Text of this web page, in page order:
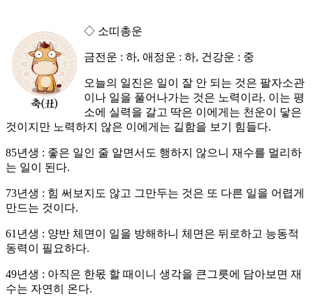
◇ 소띠총운
금전운 : 하, 애정운 : 하, 건강운 : 중
오늘의 일진은 일이 잘 안 되는 것은 팔자소관
이나 일을 풀어나가는 것은 노력이라. 이는 평
소에 실력을 갈고 딱은 이에게는 천운이 닿은
것이지만 노력하지 않은 이에게는 길함을 보기 힘들다.
85년생 : 좋은 일인 줄 알면서도 행하지 않으니 재수를 멀리하
는 일이 된다.
73년생 : 힘 써보지도 않고 그만두는 것은 또 다른 일을 어렵게
만드는 것이다.
61년생 : 양반 체면이 일을 방해하니 체면은 뒤로하고 능동적
동력이 필요하다.
49년생 : 아직은 한몫 할 때이니 생각을 큰그릇에 담아보면 재
수는 자연히 온다.